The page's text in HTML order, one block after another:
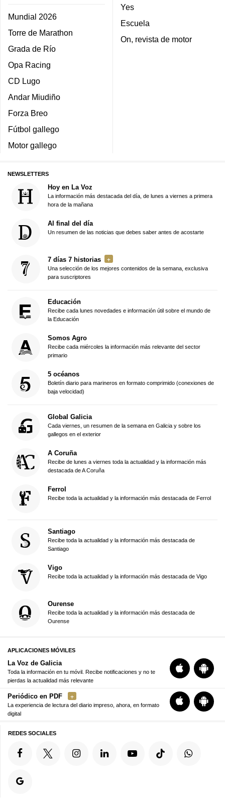
Mundial 2026
Torre de Marathon
Grada de Río
Opa Racing
CD Lugo
Andar Miudiño
Forza Breo
Fútbol gallego
Motor gallego
Yes
Escuela
On, revista de motor
NEWSLETTERS
Hoy en La Voz
La información más destacada del día, de lunes a viernes a primera
hora de la mañana
Al final del día
Un resumen de las noticias que debes saber antes de acostarte
7 días 7 historias
Una selección de los mejores contenidos de la semana, exclusiva
para suscriptores
Educación
Recibe cada lunes novedades e información útil sobre el mundo de
la Educación
Somos Agro
Recibe cada miércoles la información más relevante del sector
primario
5 océanos
Boletín diario para marineros en formato comprimido (conexiones de
baja velocidad)
Global Galicia
Cada viernes, un resumen de la semana en Galicia y sobre los
gallegos en el exterior
A Coruña
Recibe de lunes a viernes toda la actualidad y la información más
destacada de A Coruña
Ferrol
Recibe toda la actualidad y la información más destacada de Ferrol
Santiago
Recibe toda la actualidad y la información más destacada de
Santiago
Vigo
Recibe toda la actualidad y la información más destacada de Vigo
Ourense
Recibe toda la actualidad y la información más destacada de
Ourense
APLICACIONES MÓVILES
La Voz de Galicia
Toda la información en tu móvil. Recibe notificaciones y no te
pierdas la actualidad más relevante
Periódico en PDF
La experiencia de lectura del diario impreso, ahora, en formato
digital
REDES SOCIALES